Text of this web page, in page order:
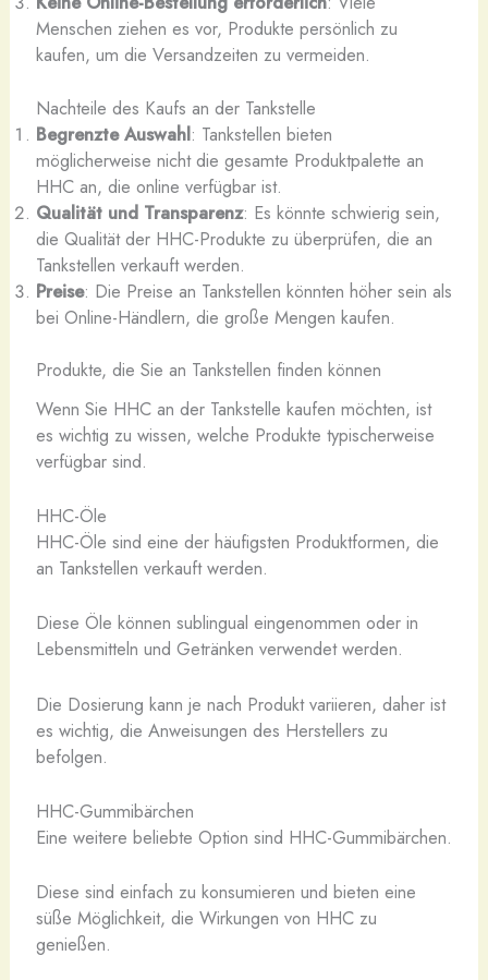
Menschen ziehen es vor, Produkte persönlich zu
kaufen, um die Versandzeiten zu vermeiden.
Nachteile des Kaufs an der Tankstelle
Begrenzte Auswahl: Tankstellen bieten
möglicherweise nicht die gesamte Produktpalette an
HHC an, die online verfügbar ist.
Qualität und Transparenz: Es könnte schwierig sein,
die Qualität der HHC-Produkte zu überprüfen, die an
Tankstellen verkauft werden.
Preise: Die Preise an Tankstellen könnten höher sein als
bei Online-Händlern, die große Mengen kaufen.
Produkte, die Sie an Tankstellen finden können
Wenn Sie HHC an der Tankstelle kaufen möchten, ist
es wichtig zu wissen, welche Produkte typischerweise
verfügbar sind.
HHC-Öle
HHC-Öle sind eine der häufigsten Produktformen, die
an Tankstellen verkauft werden.
Diese Öle können sublingual eingenommen oder in
Lebensmitteln und Getränken verwendet werden.
Die Dosierung kann je nach Produkt variieren, daher ist
es wichtig, die Anweisungen des Herstellers zu
befolgen.
HHC-Gummibärchen
Eine weitere beliebte Option sind HHC-Gummibärchen.
Diese sind einfach zu konsumieren und bieten eine
süße Möglichkeit, die Wirkungen von HHC zu
genießen.